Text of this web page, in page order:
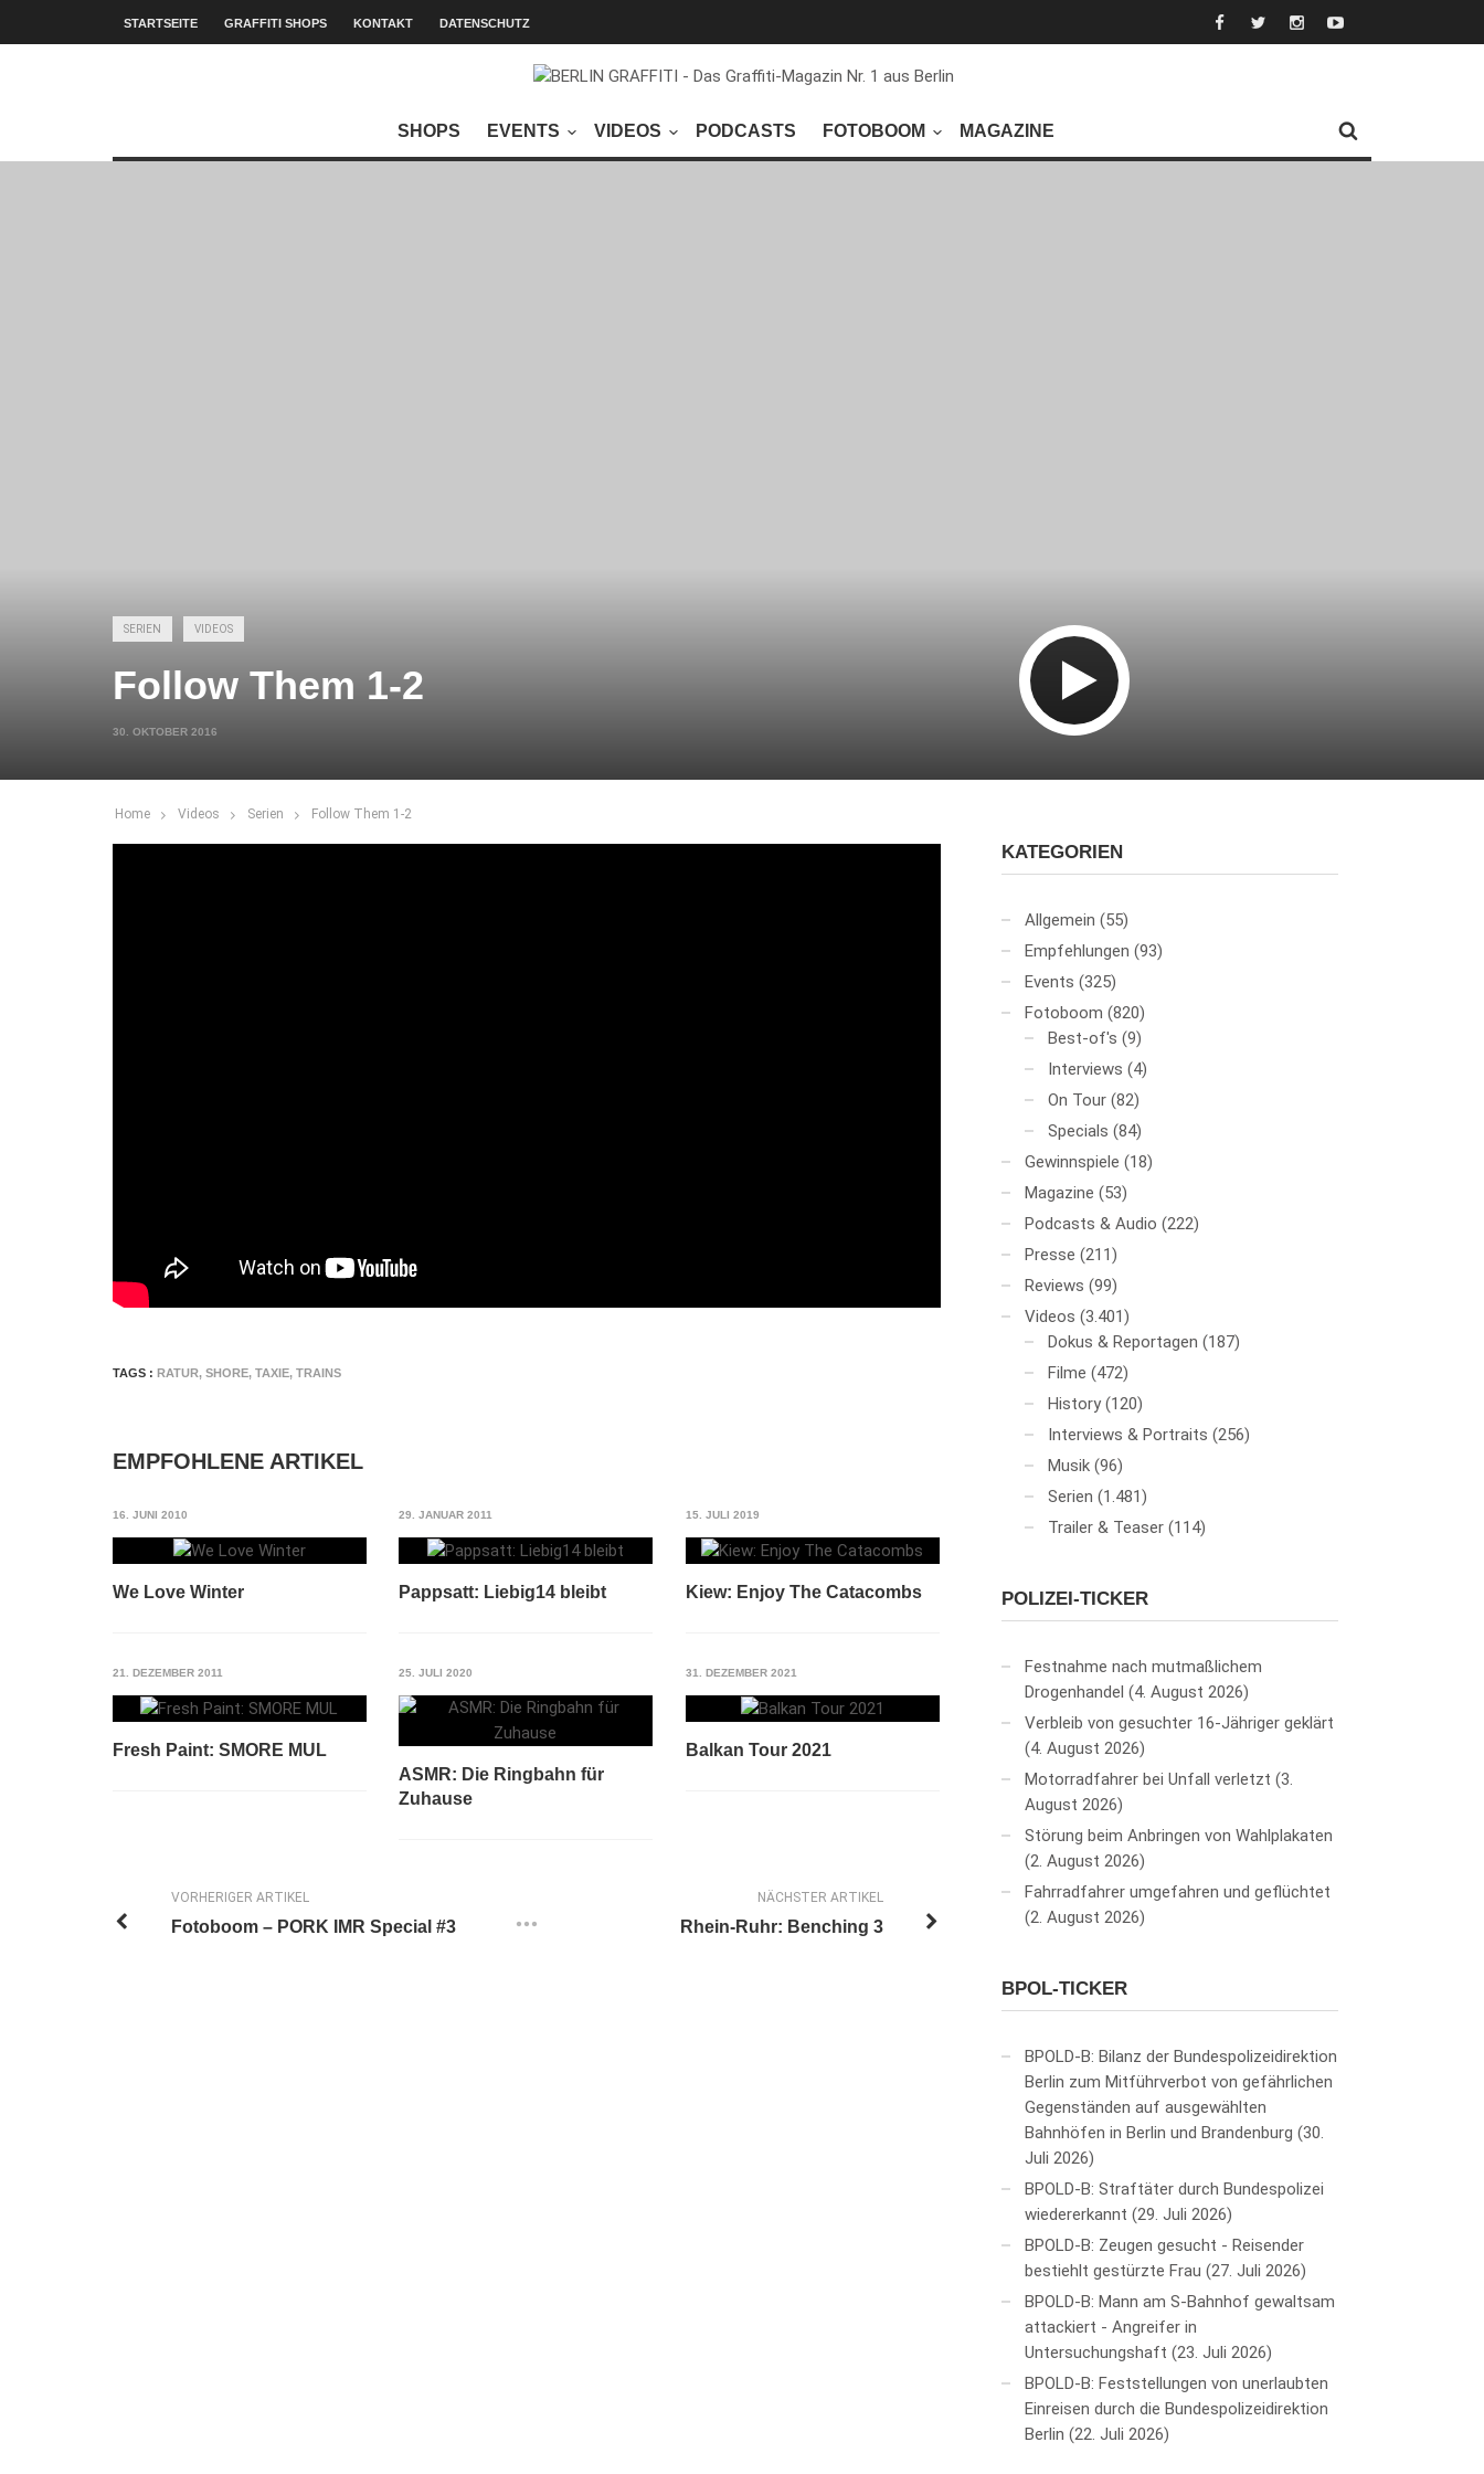
STARTSEITE GRAFFITI SHOPS KONTAKT DATENSCHUTZ
SHOPS EVENTS VIDEOS PODCASTS FOTOBOOM MAGAZINE
SERIEN VIDEOS
Follow Them 1-2
30. OKTOBER 2016
Home Videos Serien Follow Them 1-2
TAGS : RATUR, SHORE, TAXIE, TRAINS
EMPFOHLENE ARTIKEL
16. JUNI 2010
We Love Winter
29. JANUAR 2011
Pappsatt: Liebig14 bleibt
15. JULI 2019
Kiew: Enjoy The Catacombs
21. DEZEMBER 2011
Fresh Paint: SMORE MUL
25. JULI 2020
ASMR: Die Ringbahn für
Zuhause
31. DEZEMBER 2021
Balkan Tour 2021
NÄCHSTER ARTIKEL
Rhein-Ruhr: Benching 3
VORHERIGER ARTIKEL
Fotoboom – PORK IMR Special #3
KATEGORIEN
Allgemein (55)
Empfehlungen (93)
Events (325)
Fotoboom (820)
Best-of's (9)
Interviews (4)
On Tour (82)
Specials (84)
Gewinnspiele (18)
Magazine (53)
Podcasts & Audio (222)
Presse (211)
Reviews (99)
Videos (3.401)
Dokus & Reportagen (187)
Filme (472)
History (120)
Interviews & Portraits (256)
Musik (96)
Serien (1.481)
Trailer & Teaser (114)
POLIZEI-TICKER
Festnahme nach mutmaßlichem
Drogenhandel
4. August 2026
Verbleib von gesuchter 16-Jähriger geklärt
4. August 2026
Motorradfahrer bei Unfall verletzt 3.
August 2026
Störung beim Anbringen von Wahlplakaten
2. August 2026
Fahrradfahrer umgefahren und geflüchtet
2. August 2026
BPOL-TICKER
BPOLD-B: Bilanz der Bundespolizeidirektion
Berlin zum Mitführverbot von gefährlichen
Gegenständen auf ausgewählten
Bahnhöfen in Berlin und Brandenburg 30.
Juli 2026
BPOLD-B: Straftäter durch Bundespolizei
wiedererkannt 29. Juli 2026
BPOLD-B: Zeugen gesucht - Reisender
bestiehlt gestürzte Frau 27. Juli 2026
BPOLD-B: Mann am S-Bahnhof gewaltsam
attackiert - Angreifer in
Untersuchungshaft 23. Juli 2026
BPOLD-B: Feststellungen von unerlaubten
Einreisen durch die Bundespolizeidirektion
Berlin 22. Juli 2026